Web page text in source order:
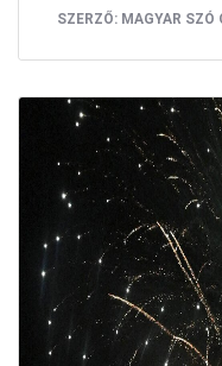
SZERZŐ: MAGYAR SZÓ